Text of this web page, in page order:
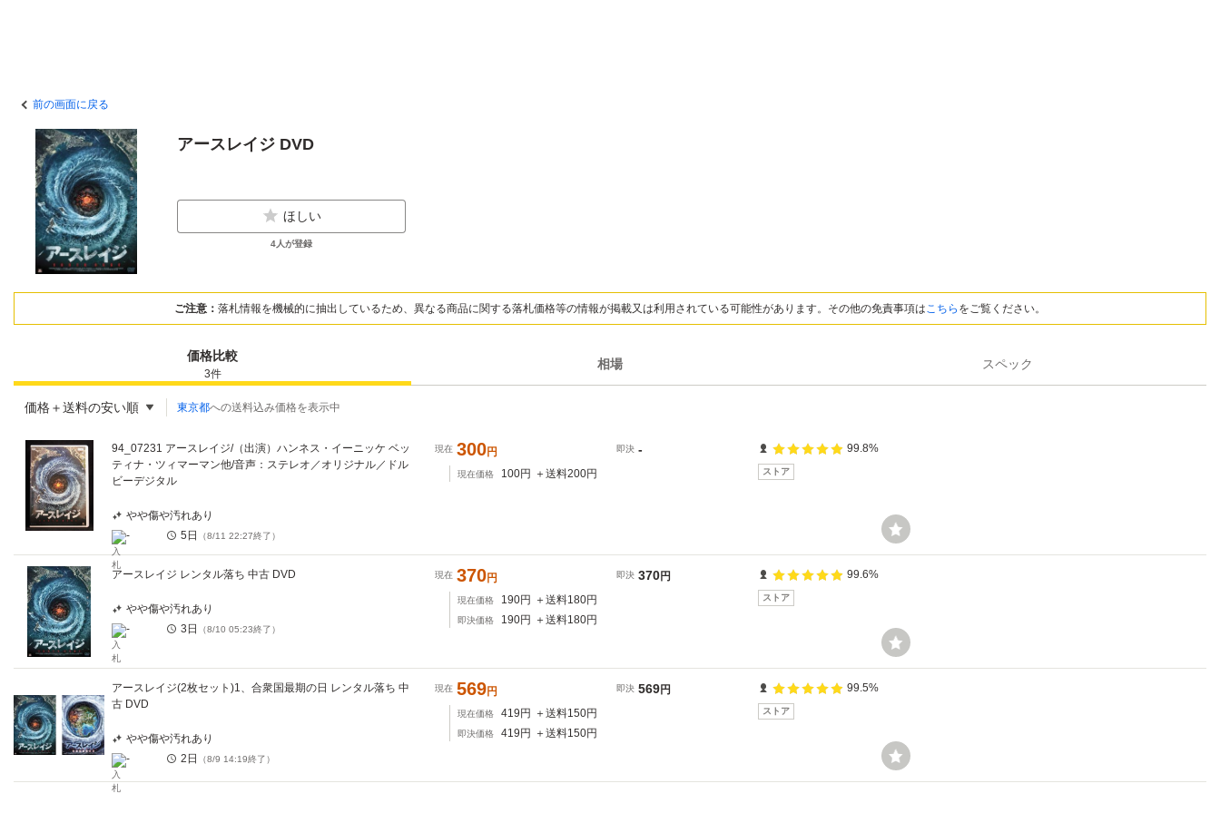
前の画面に戻る
アースレイジ DVD
ほしい
4人が登録
ご注意： 落札情報を機械的に抽出しているため、異なる商品に関する落札価格等の情報が掲載又は利用されている可能性があります。その他の免責事項はこちら をご覧ください。
価格比較
3件
相場 スペック
価格＋送料の安い順 東京都への送料込み価格を表示中
94_07231 アースレイジ/（出演）ハンネス・イーニッケ ベッ
ティナ・ツィマーマン他/音声：ステレオ／オリジナル／ドル
ビーデジタル
現在 300円 即決 -
現在価格 100円 ＋送料200円
やや傷や汚れあり
-
5日 （8/11 22:27終了）
99.8%
ストア
アースレイジ レンタル落ち 中古 DVD 現在 370円 即決 370円
現在価格 190円 ＋送料180円
即決価格 190円 ＋送料180円
やや傷や汚れあり
-
3日 （8/10 05:23終了）
99.6%
ストア
アースレイジ(2枚セット)1、合衆国最期の日 レンタル落ち 中
古 DVD
現在 569円 即決 569円
現在価格 419 円 ＋送料150円
即決価格 419 円 ＋送料150円
やや傷や汚れあり
-
2日 （8/9 14:19終了）
99.5%
ストア